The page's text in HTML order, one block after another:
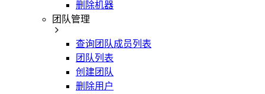
删除机器
团队管理
查询团队成员列表
团队列表
创建团队
删除用户